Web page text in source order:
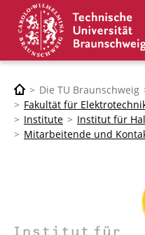
Die TU Braunschweig
Fakultät für
Institute
Institut für
Mitarbeitende und